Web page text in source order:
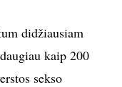
didžiausiam
kaip 200
sekso